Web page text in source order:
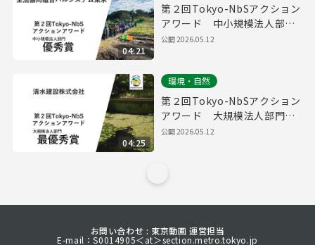
04:21
第２回Tokyo-NbSアクション
アワード 中小規模法人部
門 優秀賞取組紹介（生活協
公開2026.05.12
04:25
環境・自然
第２回Tokyo-NbSアクション
アワード 大規模法人部門
最優秀賞取組紹介（清水建設
公開2026.05.12
お問い合わせ : 東京動画 運営担当
E-mail：S0014905＜at＞section.metro.tokyo.jp